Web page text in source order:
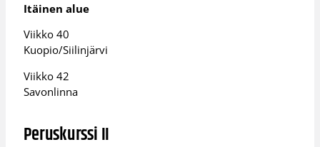
Itäinen alue
Viikko 40
Kuopio/Siilinjärvi
Viikko 42
Savonlinna
Peruskurssi II